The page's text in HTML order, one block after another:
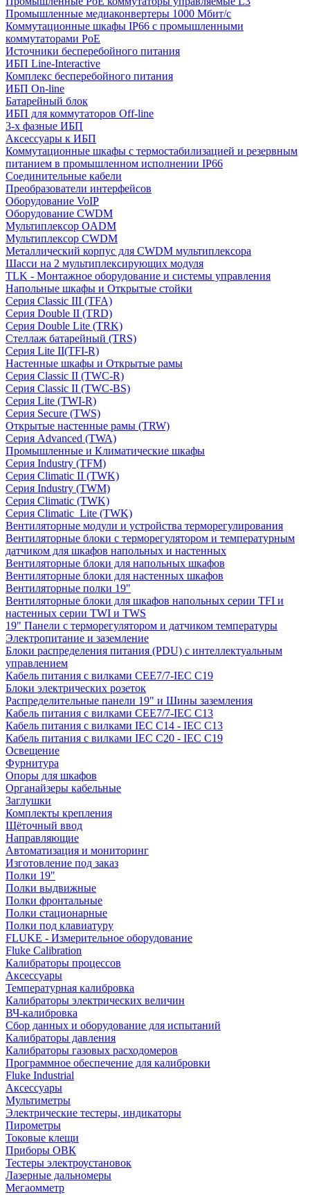
Промышленные медиаконвертеры 1000 Мбит/с
Коммутационные шкафы IP66 c промышленными
коммутаторами PoE
Источники бесперебойного питания
ИБП Line-Interactive
Комплекс бесперебойного питания
ИБП On-line
Батарейный блок
ИБП для коммутаторов Off-line
3-х фазные ИБП
Аксессуары к ИБП
Коммутационные шкафы с термостабилизацией и резервным
питанием в промышленном исполнении IP66
Соединительные кабели
Преобразователи интерфейсов
Оборудование VoIP
Оборудование CWDM
Мультиплекcор OADM
Мультиплексор CWDM
Металлический корпус для CWDM мультиплексора
Шасси на 2 мультиплексирующих модуля
TLK - Монтажное оборудование и системы управления
Напольные шкафы и Открытые стойки
Серия Classic III (TFA)
Серия Double II (TRD)
Серия Double Lite (TRK)
Стеллаж батарейный (TRS)
Серия Lite II(TFI-R)
Настенные шкафы и Открытые рамы
Серия Classic II (TWC-R)
Серия Classic II (TWC-BS)
Серия Lite (TWI-R)
Серия Secure (TWS)
Открытые настенные рамы (TRW)
Серия Advanced (TWA)
Промышленные и Климатические шкафы
Серия Industry (TFM)
Серия Climatic II (TWK)
Серия Industry (TWM)
Серия Climatic (TWK)
Серия Climatic_Lite (TWK)
Вентиляторные модули и устройства терморегулирования
Вентиляторные блоки с терморегулятором и температурным
датчиком для шкафов напольных и настенных
Вентиляторные блоки для напольных шкафов
Вентиляторные блоки для настенных шкафов
Вентиляторные полки 19"
Вентиляторные блоки для шкафов напольных серии TFI и
настенных серии TWI и TWS
19" Панели с терморегулятором и датчиком температуры
Электропитание и заземление
Блоки распределения питания (PDU) с интеллектуальным
управлением
Кабель питания с вилками CEE7/7-IEC C19
Блоки электрических розеток
Распределительные панели 19" и Шины заземления
Кабель питания с вилками CEE7/7-IEC C13
Кабель питания с вилками IEC C14 - IEC C13
Кабель питания с вилками IEC C20 - IEC C19
Освещение
Фурнитура
Опоры для шкафов
Органайзеры кабельные
Заглушки
Комплекты крепления
Щёточный ввод
Направляющие
Автоматизация и мониторинг
Изготовление под заказ
Полки 19"
Полки выдвижные
Полки фронтальные
Полки стационарные
Полки под клавиатуру
FLUKE - Измерительное оборудование
Fluke Calibration
Калибраторы процессов
Аксессуары
Температурная калибровка
Калибраторы электрических величин
ВЧ-калибровка
Сбор данных и оборудование для испытаний
Калибраторы давления
Калибраторы газовых расходомеров
Программное обеспечение для калибровки
Fluke Industrial
Аксессуары
Мультиметры
Электрические тестеры, индикаторы
Пирометры
Токовые клещи
Приборы ОВК
Тестеры электроустановок
Лазерные дальномеры
Мегаомметр